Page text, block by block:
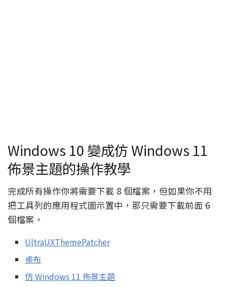
Windows 10 變成仿 Windows 11
佈景主題的操作教學
完成所有操作你將需要下載 8 個檔案，但如果你不用
把工具列的應用程式圖示置中，那只需要下載前面 6
個檔案。
UltraUXThemePatcher
桌布
仿 Windows 11 佈景主題